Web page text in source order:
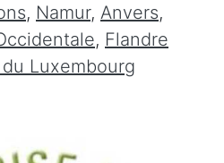
, Namur, Anvers,
, Flandre
Luxembourg